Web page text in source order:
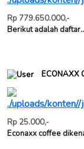
Rp 779.650.000,-
Berikut adalah
ECONAXX
Rp 25.000,-
Econaxx coffee